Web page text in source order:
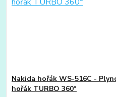
Nakida hořák WS-516C -
hořák TURBO 360°